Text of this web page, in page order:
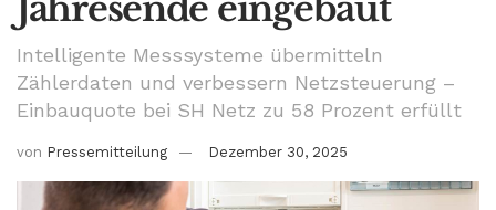
Jahresende eingebaut
Intelligente Messsysteme übermitteln
Zählerdaten und verbessern Netzsteuerung –
Einbauquote bei SH Netz zu 58 Prozent erfüllt
von Pressemitteilung Dezember 30, 2025